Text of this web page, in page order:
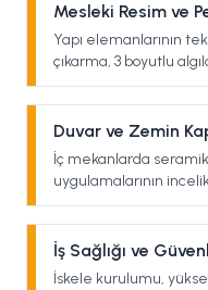
Mesleki Resim ve
Yapı elemanlarının
çıkarma, 3 boyutlu
Duvar ve Zemin
İç mekanlarda
uygulamalarının
İş Sağlığı ve
İskele kurulumu,